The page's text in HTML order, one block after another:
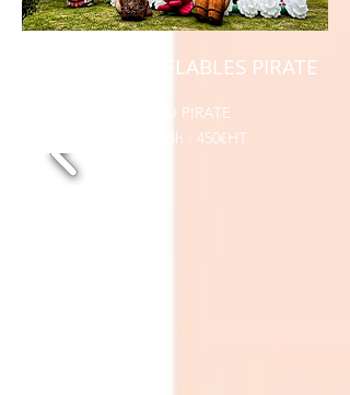
DÉCORS GONFLABLES PIRATE
BATEAU PIRATE
Location 48h : 450€HT